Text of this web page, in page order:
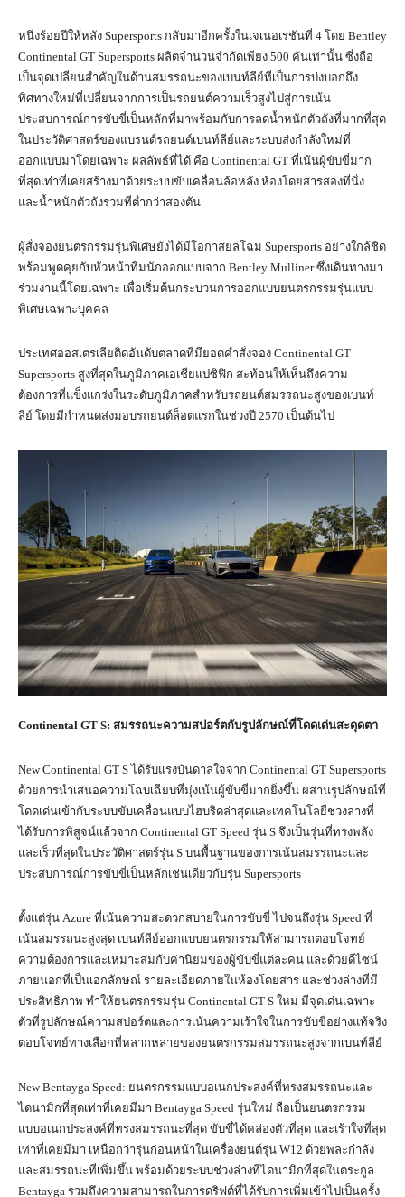
หนึ่งร้อยปีให้หลัง Supersports กลับมาอีกครั้งในเจเนอเรชันที่ 4 โดย Bentley
Continental GT Supersports ผลิตจำนวนจำกัดเพียง 500 คันเท่านั้น ซึ่งถือ
เป็นจุดเปลี่ยนสำคัญในด้านสมรรถนะของเบนท์ลีย์ที่เป็นการบ่งบอกถึง
ทิศทางใหม่ที่เปลี่ยนจากการเป็นรถยนต์ความเร็วสูงไปสู่การเน้น
ประสบการณ์การขับขี่เป็นหลักที่มาพร้อมกับการลดน้ำหนักตัวถังที่มากที่สุด
ในประวัติศาสตร์ของแบรนด์รถยนต์เบนท์ลีย์และระบบส่งกำลังใหม่ที่
ออกแบบมาโดยเฉพาะ ผลลัพธ์ที่ได้ คือ Continental GT ที่เน้นผู้ขับขี่มาก
ที่สุดเท่าที่เคยสร้างมาด้วยระบบขับเคลื่อนล้อหลัง ห้องโดยสารสองที่นั่ง
และน้ำหนักตัวถังรวมที่ต่ำกว่าสองตัน
ผู้สั่งจองยนตรกรรมรุ่นพิเศษยังได้มีโอกาสยลโฉม Supersports อย่างใกล้ชิด
พร้อมพูดคุยกับหัวหน้าทีมนักออกแบบจาก Bentley Mulliner ซึ่งเดินทางมา
ร่วมงานนี้โดยเฉพาะ เพื่อเริ่มต้นกระบวนการออกแบบยนตรกรรมรุ่นแบบ
พิเศษเฉพาะบุคคล
ประเทศออสเตรเลียติดอันดับตลาดที่มียอดคำสั่งจอง Continental GT
Supersports สูงที่สุดในภูมิภาคเอเชียแปซิฟิก สะท้อนให้เห็นถึงความ
ต้องการที่แข็งแกร่งในระดับภูมิภาคสำหรับรถยนต์สมรรถนะสูงของเบนท์
ลีย์ โดยมีกำหนดส่งมอบรถยนต์ล็อตแรกในช่วงปี 2570 เป็นต้นไป
Continental GT S: สมรรถนะความสปอร์ตกับรูปลักษณ์ที่โดดเด่นสะดุดตา
New Continental GT S ได้รับแรงบันดาลใจจาก Continental GT Supersports
ด้วยการนำเสนอความโฉบเฉียบที่มุ่งเน้นผู้ขับขี่มากยิ่งขึ้น ผสานรูปลักษณ์ที่
โดดเด่นเข้ากับระบบขับเคลื่อนแบบไฮบริดล่าสุดและเทคโนโลยีช่วงล่างที่
ได้รับการพิสูจน์แล้วจาก Continental GT Speed รุ่น S จึงเป็นรุ่นที่ทรงพลัง
และเร็วที่สุดในประวัติศาสตร์รุ่น S บนพื้นฐานของการเน้นสมรรถนะและ
ประสบการณ์การขับขี่เป็นหลักเช่นเดียวกับรุ่น Supersports
ตั้งแต่รุ่น Azure ที่เน้นความสะดวกสบายในการขับขี่ ไปจนถึงรุ่น Speed ที่
เน้นสมรรถนะสูงสุด เบนท์ลีย์ออกแบบยนตรกรรมให้สามารถตอบโจทย์
ความต้องการและเหมาะสมกับค่านิยมของผู้ขับขี่แต่ละคน และด้วยดีไซน์
ภายนอกที่เป็นเอกลักษณ์ รายละเอียดภายในห้องโดยสาร และช่วงล่างที่มี
ประสิทธิภาพ ทำให้ยนตรกรรมรุ่น Continental GT S ใหม่ มีจุดเด่นเฉพาะ
ตัวที่รูปลักษณ์ความสปอร์ตและการเน้นความเร้าใจในการขับขี่อย่างแท้จริง
ตอบโจทย์ทางเลือกที่หลากหลายของยนตรกรรมสมรรถนะสูงจากเบนท์ลีย์
New Bentayga Speed: ยนตรกรรมแบบอเนกประสงค์ที่ทรงสมรรถนะและ
ไดนามิกที่สุดเท่าที่เคยมีมา Bentayga Speed รุ่นใหม่ ถือเป็นยนตรกรรม
แบบอเนกประสงค์ที่ทรงสมรรถนะที่สุด ขับขี่ได้คล่องตัวที่สุด และเร้าใจที่สุด
เท่าที่เคยมีมา เหนือกว่ารุ่นก่อนหน้าในเครื่องยนต์รุ่น W12 ด้วยพละกำลัง
และสมรรถนะที่เพิ่มขึ้น พร้อมด้วยระบบช่วงล่างที่ไดนามิกที่สุดในตระกูล
Bentayga รวมถึงความสามารถในการดริฟต์ที่ได้รับการเพิ่มเข้าไปเป็นครั้ง